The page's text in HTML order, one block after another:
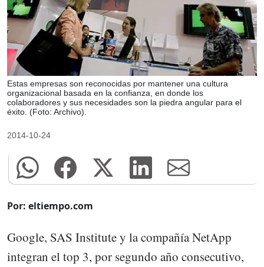
Estas empresas son reconocidas por mantener una cultura
organizacional basada en la confianza, en donde los
colaboradores y sus necesidades son la piedra angular para el
éxito. (Foto: Archivo).
2014-10-24
Por: eltiempo.com
Google, SAS Institute y la compañía NetApp
integran el top 3, por segundo año consecutivo,